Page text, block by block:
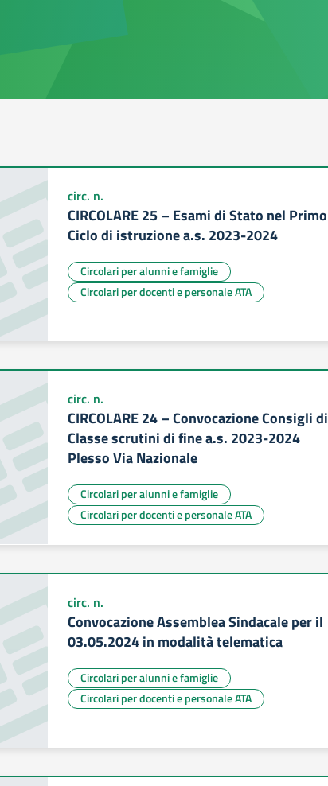
circ. n.
CIRCOLARE 25 – Esami di Stato nel Primo
Ciclo di istruzione a.s. 2023-2024
Circolari per alunni e famiglie
Circolari per docenti e personale ATA
circ. n.
CIRCOLARE 24 – Convocazione Consigli di
Classe scrutini di fine a.s. 2023-2024
Plesso Via Nazionale
Circolari per alunni e famiglie
Circolari per docenti e personale ATA
circ. n.
Convocazione Assemblea Sindacale per il
03.05.2024 in modalità telematica
Circolari per alunni e famiglie
Circolari per docenti e personale ATA